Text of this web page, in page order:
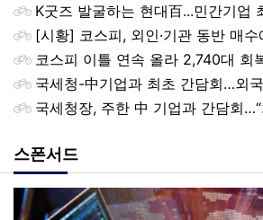
K굿즈 발굴하는 현대百...민간기업 최초 ‘대한민국
[시황] 코스피, 외인·기관 동반 매수에 연이틀 상승
코스피 이틀 연속 올라 2,740대 회복…코스닥은
국세청-中기업과 최초 간담회…외국기업 세
국세청장, 주한 中 기업과 간담회…“차별없는 공
스폰서드